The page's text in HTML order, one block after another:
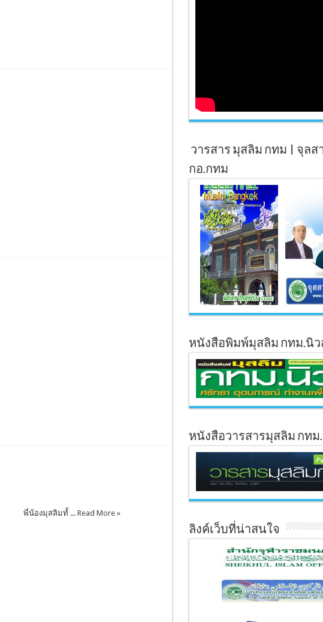
? พี่น้องมุสลิมทั้ ... Read More »
วารสาร มุสลิม กทม | จุลส
กอ.กทม
หนังสือพิมพ์มุสลิม กทม.นิว
หนังสือวารสารมุสลิม กทม
ลิงค์เว็บที่น่าสนใจ